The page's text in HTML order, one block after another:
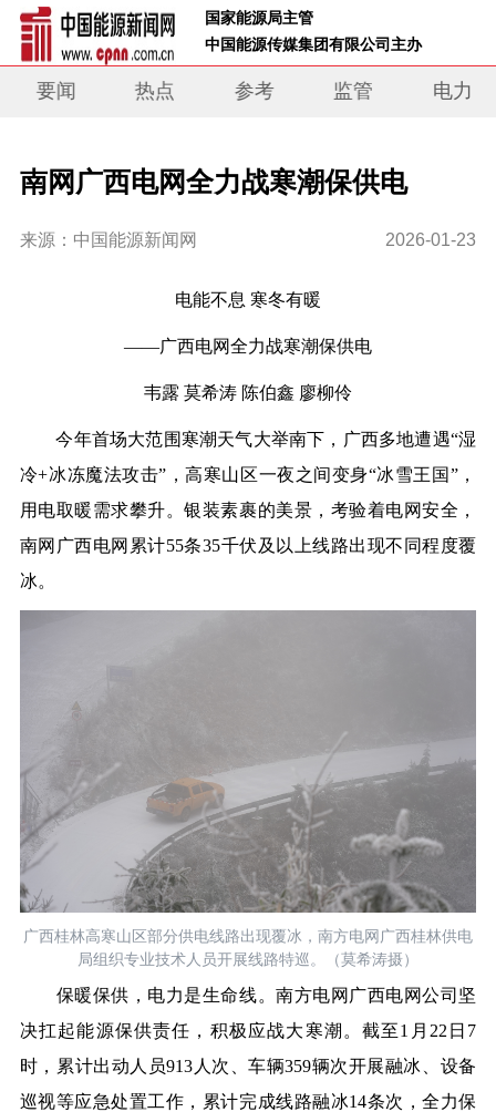
国家能源局主管
中国能源传媒集团有限公司主办
要闻 热点 参考 监管 电力
南网广西电网全力战寒潮保供电
来源：中国能源新闻网 2026-01-23
电能不息 寒冬有暖
——广西电网全力战寒潮保供电
韦露 莫希涛 陈伯鑫 廖柳伶
今年首场大范围寒潮天气大举南下，广西多地遭遇“湿
冷+冰冻魔法攻击”，高寒山区一夜之间变身“冰雪王国”，
用电取暖需求攀升。银装素裹的美景， 考验着电网安全，
南网广西电网累计55条35千伏及以上线路出现不同程度覆
冰。
广西桂林高寒山区部分供电线路出现覆冰，南方电网广西桂林供电
局组织专业技术人员开展线路特巡。（莫希涛摄）
保暖保供，电力是生命线。南方电网广西电网公司坚
决扛起能源保供责任，积极应战大寒潮。截至1月22 日 7
时，累计出动人员913 人次、车辆359辆次开展融冰、设备
巡视等应急处置工作，累计完成线路融冰14条次，全力保